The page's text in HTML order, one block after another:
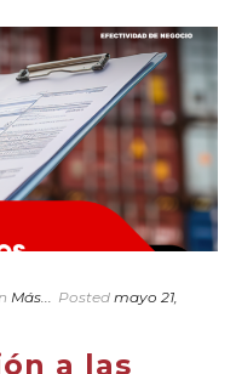
Más... Posted mayo 21,
a las